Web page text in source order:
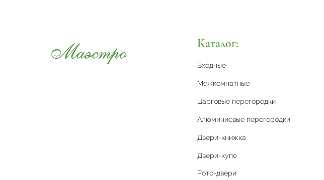
Каталог:
Входные
Межкомнатные
Царговые перегородки
Алюминиевые перегородки
Двери-книжка
Двери-купе
Рото-двери